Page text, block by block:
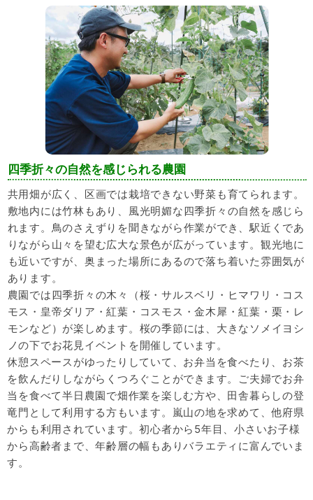
四季折々の自然を感じられる農園
共用畑が広く、区画では栽培できない野菜も育てられます。
敷地内には竹林もあり、風光明媚な四季折々の自然を感じら
れます。鳥のさえずりを聞きながら作業ができ、駅近くであ
りながら山々を望む広大な景色が広がっています。観光地に
も近いですが、奥まった場所にあるので落ち着いた雰囲気が
あります。
農園では四季折々の木々（桜・サルスベリ・ヒマワリ・コス
モス・皇帝ダリア・紅葉・コスモス・金木犀・紅葉・栗・レ
モンなど）が楽しめます。桜の季節には、大きなソメイヨシ
ノの下でお花見イベントを開催しています。
休憩スペースがゆったりしていて、お弁当を食べたり、お茶
を飲んだりしながらくつろぐことができます。ご夫婦でお弁
当を食べて半日農園で畑作業を楽しむ方や、田舎暮らしの登
竜門として利用する方もいます。嵐山の地を求めて、他府県
からも利用されています。初心者から5年目、小さいお子様
から高齢者まで、年齢層の幅もありバラエティに富んでいま
す。